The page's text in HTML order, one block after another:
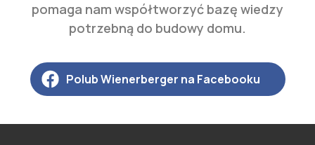
pomaga nam współtworzyć bazę wiedzy
potrzebną do budowy domu.
Polub Wienerberger na Facebooku